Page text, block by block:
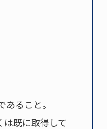
ること。
既に取得して